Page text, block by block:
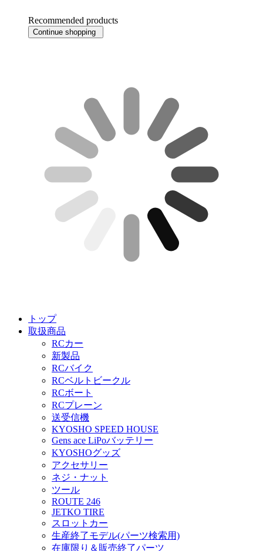
Recommended products
Continue shopping
トップ
取扱商品
RCカー
新製品
RCバイク
RCベルトビークル
RCボート
RCプレーン
送受信機
KYOSHO SPEED HOUSE
Gens ace LiPoバッテリー
KYOSHOグッズ
アクセサリー
ネジ・ナット
ツール
ROUTE 246
JETKO TIRE
スロットカー
生産終了モデル(パーツ検索用)
在庫限り＆販売終了パーツ